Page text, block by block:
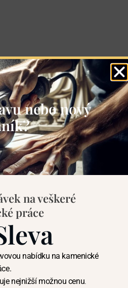
nebo nový
na veškeré
práce
nabídku na kamenické
nejnižší možnou cenu.